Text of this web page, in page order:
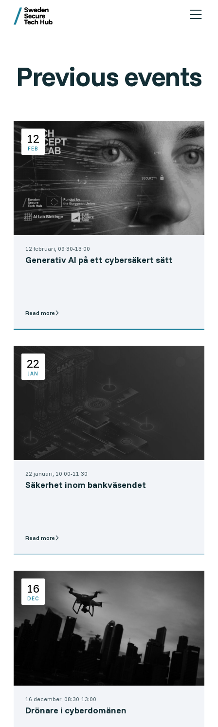
Previous events
12
FEB
12 februari, 09:30-13:00
Generativ AI på ett cybersäkert sätt
Read more
22
JAN
22 januari, 10:00-11:30
Säkerhet inom bankväsendet
Read more
16
DEC
16 december, 08:30-13:00
Drönare i cyberdomänen